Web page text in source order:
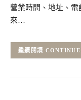
營業時間、地址、
來…